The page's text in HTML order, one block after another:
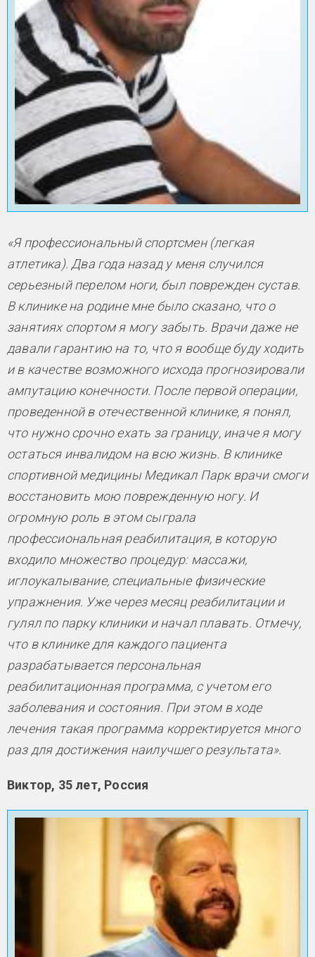
«Я профессиональный спортсмен (легкая
атлетика). Два года назад у меня случился
серьезный перелом ноги, был поврежден сустав.
В клинике на родине мне было сказано, что о
занятиях спортом я могу забыть. Врачи даже не
давали гарантию на то, что я вообще буду ходить
и в качестве возможного исхода прогнозировали
ампутацию конечности. После первой операции,
проведенной в отечественной клинике, я понял,
что нужно срочно ехать за границу, иначе я могу
остаться инвалидом на всю жизнь. В клинике
спортивной медицины Медикал Парк врачи смоги
восстановить мою поврежденную ногу. И
огромную роль в этом сыграла
профессиональная реабилитация, в которую
входило множество процедур: массажи,
иглоукалывание, специальные физические
упражнения. Уже через месяц реабилитации и
гулял по парку клиники и начал плавать. Отмечу,
что в клинике для каждого пациента
разрабатывается персональная
реабилитационная программа, с учетом его
заболевания и состояния. При этом в ходе
лечения такая программа корректируется много
раз для достижения наилучшего результата».
Виктор, 35 лет, Россия